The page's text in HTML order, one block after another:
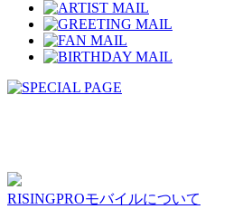
RISINGPROモバイルについて